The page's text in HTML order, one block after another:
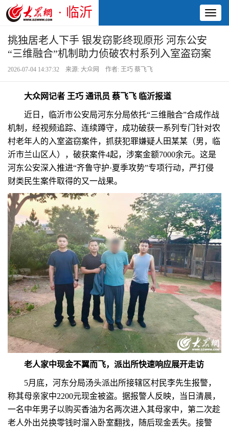
· 临沂
挑独居老人下手 银发窃影终现原形 河东公安
“三维融合”机制助力侦破农村系列入室盗窃案
2026-07-04 14:37:32 来源: 大众网 作者: 王巧 蔡飞飞
大众网记者 王巧 通讯员 蔡飞飞 临沂报道
近日，临沂市公安局河东分局依托“三维融合”合成作战
机制，经视频追踪、连续蹲守，成功破获一系列专门针对农
村老年人的入室盗窃案件，抓获犯罪嫌疑人田某某（男，临
沂市兰山区人），破获案件4起，涉案金额7000余元。这是
河东公安深入推进“齐鲁守护·夏季攻势”专项行动，严打侵
财类民生案件取得的又一战果。
老人家中现金不翼而飞，派出所快速响应展开走访
5月底，河东分局汤头派出所接辖区村民李先生报警，
称其母亲家中2200元现金被盗。据报警人反映，当日清晨，
一名中年男子以购买香油为名两次进入其母家中，第二次趁
老人外出兑换零钱时溜入卧室翻找，随后现金丢失。接警